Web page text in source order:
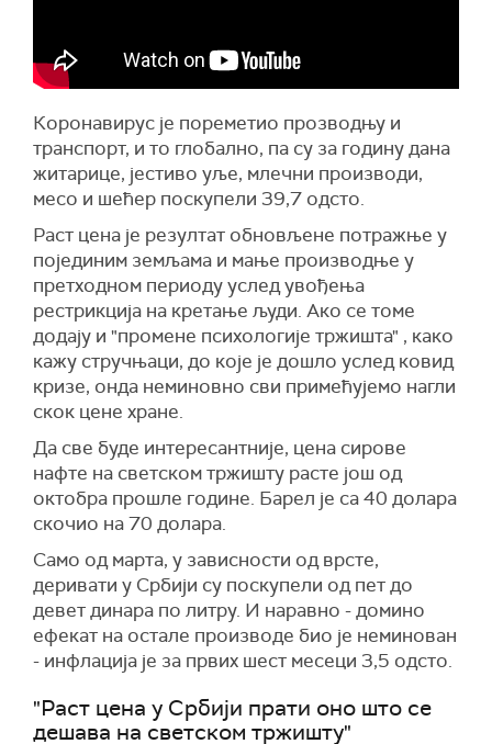
Коронавирус је пореметио прозводњу и
транспорт, и то глобално, па су за годину дана
житарице, јестиво уље, млечни производи,
месо и шећер поскупели 39,7 одсто.
Раст цена је резултат обновљене потражње у
појединим земљама и мање производње у
претходном периоду услед увођења
рестрикција на кретање људи. Ако се томе
додају и "промене психологије тржишта" , како
кажу стручњаци, до које је дошло услед ковид
кризе, онда неминовно сви примећујемо нагли
скок цене хране.
Да све буде интересантније, цена сирове
нафте на светском тржишту расте још од
октобра прошле године. Барел је са 40 долара
скочио на 70 долара.
Само од марта, у зависности од врсте,
деривати у Србији су поскупели од пет до
девет динара по литру. И наравно - домино
ефекат на остале производе био је неминован
- инфлација је за првих шест месеци 3,5 одсто.
"Раст цена у Србији прати оно што се
дешава на светском тржишту"